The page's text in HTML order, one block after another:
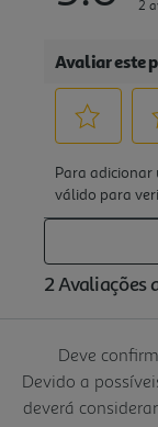
Deve
Devido a
deverá